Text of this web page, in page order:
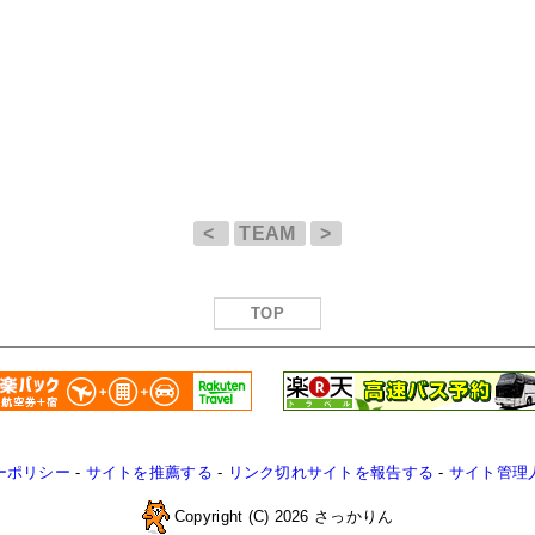
< TEAM >
TOP
ポリシー - サイトを推薦する - リンク切れサイトを報告する - サイト管理
Copyright (C) 2026 さっかりん